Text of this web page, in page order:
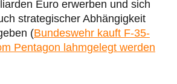
Euro erwerben und sich
strategischer Abhängigkeit
(Bundeswehr kauft F-35-
Pentagon lahmgelegt werden